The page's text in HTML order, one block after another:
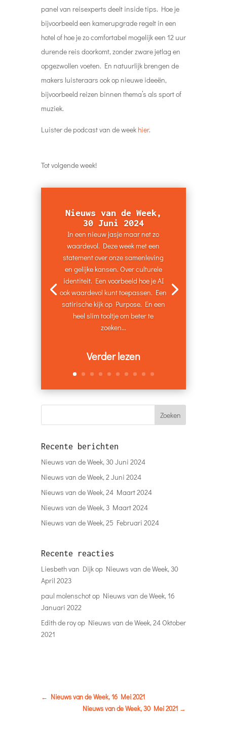
panel van reisexperts deelt inside tips. Hoe je
bijvoorbeeld een kamerupgrade regelt in een
hotel of hoe je zo comfortabel mogelijk een 12 uur
durende reis doorkomt, zonder zware jetlag en
opgezwollen voeten. En natuurlijk brengen de
makers luisteraars ook op nieuwe ideeën,
bijvoorbeeld reizen binnen thema’s als sport of
muziek.
Luister de podcast van de weekhier.
Tot volgende week!
Nieuws van de Week,
30 Juni 2024
In een nieuw jasje maar net zo
waardevol. Deze week met een
statement over onze samenleving
en gelijke kansen. Over culturele
identiteit. Een voorbeeld hoe je AI
ook waardevol kunt toepassen. Een
satirische kijk op Purpose. En een
heel slim tooltje om beter te
zoeken...
Verder lezen
Recente berichten
Nieuws van de Week, 30 Juni 2024
Nieuws van de Week, 2 Juni 2024
Nieuws van de Week, 24 Maart 2024
Nieuws van de Week, 3 Maart 2024
Nieuws van de Week, 25 Februari 2024
Recente reacties
Liesbeth van Dijkop Nieuws van de Week, 30
April 2023
paul molenschotop Nieuws van de Week, 16
Januari 2022
Edith de royop Nieuws van de Week, 24 Oktober
2021
← Nieuws van de Week, 16 Mei 2021
Nieuws van de Week, 30 Mei 2021 →